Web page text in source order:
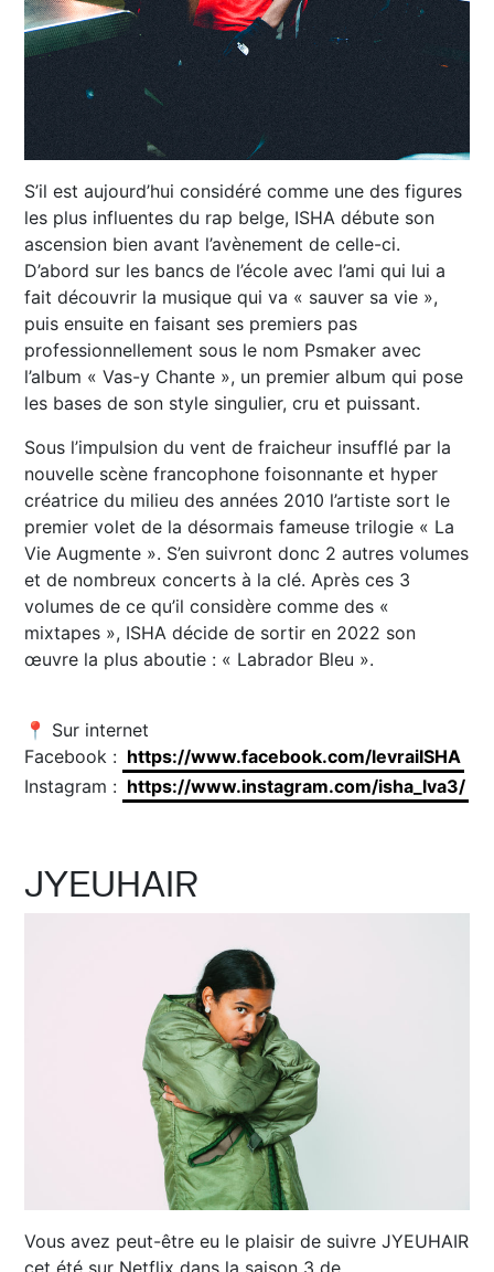
S’il est aujourd’hui considéré comme une des figures
les plus influentes du rap belge, ISHA débute son
ascension bien avant l’avènement de celle-ci.
D’abord sur les bancs de l’école avec l’ami qui lui a
fait découvrir la musique qui va « sauver sa vie »,
puis ensuite en faisant ses premiers pas
professionnellement sous le nom Psmaker avec
l’album « Vas-y Chante », un premier album qui pose
les bases de son style singulier, cru et puissant.
Sous l’impulsion du vent de fraicheur insufflé par la
nouvelle scène francophone foisonnante et hyper
créatrice du milieu des années 2010 l’artiste sort le
premier volet de la désormais fameuse trilogie « La
Vie Augmente ». S’en suivront donc 2 autres volumes
et de nombreux concerts à la clé. Après ces 3
volumes de ce qu’il considère comme des «
mixtapes », ISHA décide de sortir en 2022 son
œuvre la plus aboutie : « Labrador Bleu ».
📍 Sur internet
Facebook : https://www.facebook.com/levraiISHA
Instagram : https://www.instagram.com/isha_lva3/
JYEUHAIR
Vous avez peut-être eu le plaisir de suivre JYEUHAIR
cet été sur Netflix dans la saison 3 de